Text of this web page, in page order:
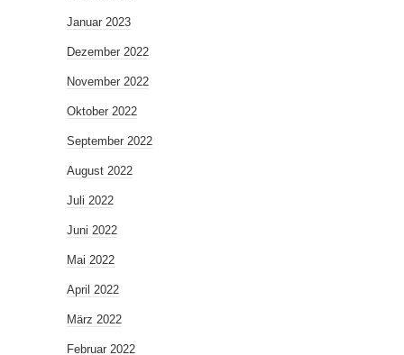
Januar 2023
Dezember 2022
November 2022
Oktober 2022
September 2022
August 2022
Juli 2022
Juni 2022
Mai 2022
April 2022
März 2022
Februar 2022